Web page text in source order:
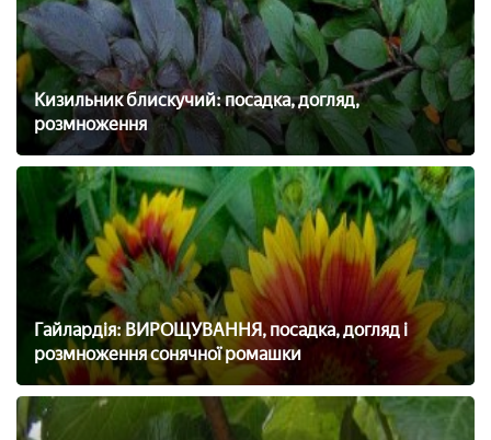
Кизильник блискучий: посадка, догляд,
розмноження
Гайлардія: ВИРОЩУВАННЯ, посадка, догляд і
розмноження сонячної ромашки